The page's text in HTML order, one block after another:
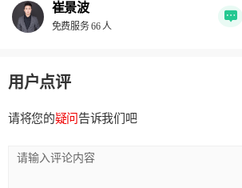
崔景波
免费服务 66 人
用户点评
请将您的疑问 告诉我们吧